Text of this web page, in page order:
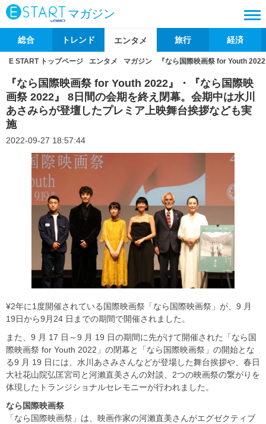
マガジン
総合 トレンド エンタメ 旅行 経済
E START トップページ エンタメ マガジン 『なら国際映画祭 for Youth
『なら国際映画祭 for Youth 2022』・『なら国際映
画祭 2022』 8日間の会期を終え閉幕。会期中は水川
あさみらが登壇したプレミア上映舞台挨拶なども実
施
2022-09-27 18:57:44
¥2年に1度開催されている国際映画祭「なら国際映画祭」が、9 月
19日から9月24 日までの期間で開催されました。
また、9 月 17 日～9 月 19 日の期間に先がけて開催された「なら国
際映画祭 for Youth 2022」の閉幕と「なら国際映画祭」の開始とな
る9 月 19 日には、水川あさみさんなどが登場した舞台挨拶や、春日
大社花山院弘匡宮司と河瀨直美さんの対談、2つの映画祭の繋がりを
体現したトランジショナルセレモニーが行われました。
なら国際映画祭
「なら国際映画祭」は、映画作家の河瀨直美さんがエグゼクティブ